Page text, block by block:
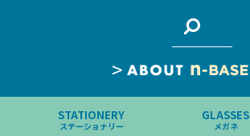
>
STATIONERY
ステーショナリー
GLASSES
メガネ